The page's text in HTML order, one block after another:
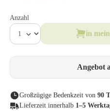
Anzahl
in
Angebot
Großzügige Bedenkzeit von 90
Lieferzeit innerhalb 1–5